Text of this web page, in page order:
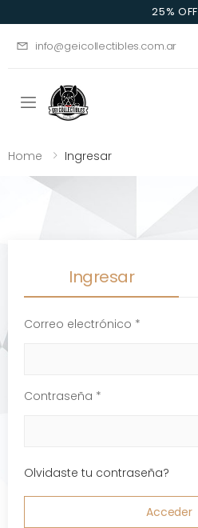
25%
info@geicollectibles.com.ar
Toggle mobile
Home Ingresar
Ingresar
Correo electrónico *
Contraseña *
Acceder
Olvidaste tu contraseña?